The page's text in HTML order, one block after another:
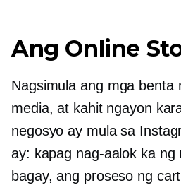
Ang Online
Nagsimula ang mga benta
media, at kahit ngayon
negosyo ay mula sa
ay: kapag nag-aalok ka ng
bagay, ang proseso ng cart